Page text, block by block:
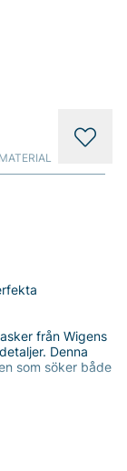
från Wigens
Denna
som söker både
en lätt och
vilket gör